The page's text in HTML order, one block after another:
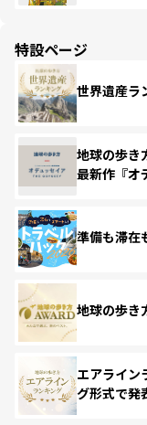
特設ページ
世界遺産ラ
地球の歩き
最新作『オ
準備も滞
地球の歩き
エアライ
グ形式で発